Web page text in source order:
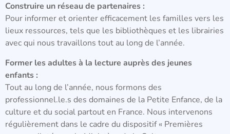
Construire un réseau de partenaires :
Pour informer et orienter efficacement les familles vers les
lieux ressources, tels que les bibliothèques et les librairies
avec qui nous travaillons tout au long de l’année.
Former les adultes à la lecture auprès des jeunes
enfants :
Tout au long de l’année, nous formons des
professionnel.le.s des domaines de la Petite Enfance, de la
culture et du social partout en France. Nous intervenons
régulièrement dans le cadre du dispositif « Premières